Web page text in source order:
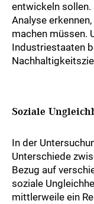
entwickeln
Analyse
machen müssen.
Industriestaaten
Soziale
In der
Unterschiede
Bezug auf
soziale
mittlerweile ein